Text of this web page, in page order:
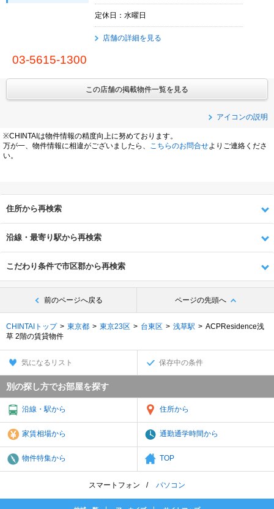
定休日：水曜日
店舗の詳細を見る
03-5615-1300
この店舗の掲載物件一覧を見る
アイコンの説明
※CHINTAIは物件情報の精度向上に努めております。
万が一、物件情報に相違がございましたら、
こちらのお問合せよりご連絡くださ
い。
住所から再検索
沿線・最寄り駅から再検索
こだわり条件で市区郡から再検索
前のページへ戻る ページの先頭へ
CHINTAIトップ 東京都 東京23区 台東区 浅草駅
ACPResidence浅
草 2階の賃貸物件
気になるリスト 保存中の条件
別の探し方でお部屋を探す
沿線・駅から 住所から
家賃相場から 通勤通学時間から
物件特集から TOP
スマートフォン パソコン